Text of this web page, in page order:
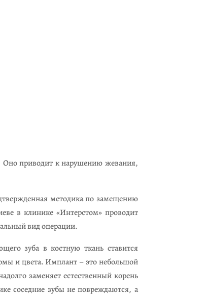
Оно приводит к нарушению жевания,
методика по замещению
в клинике «Интерстом» проводит
вид операции.
зуба в костную ткань ставится
и цвета. Имплант – это небольшой
заменяет естественный корень
соседние зубы не повреждаются, а